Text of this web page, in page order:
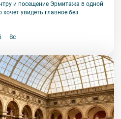
и посещение Эрмитажа в одной
увидеть главное без
Вс